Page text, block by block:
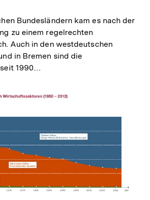
Bundesländern kam es nach der
zu einem regelrechten
Auch in den westdeutschen
in Bremen sind die
1990…